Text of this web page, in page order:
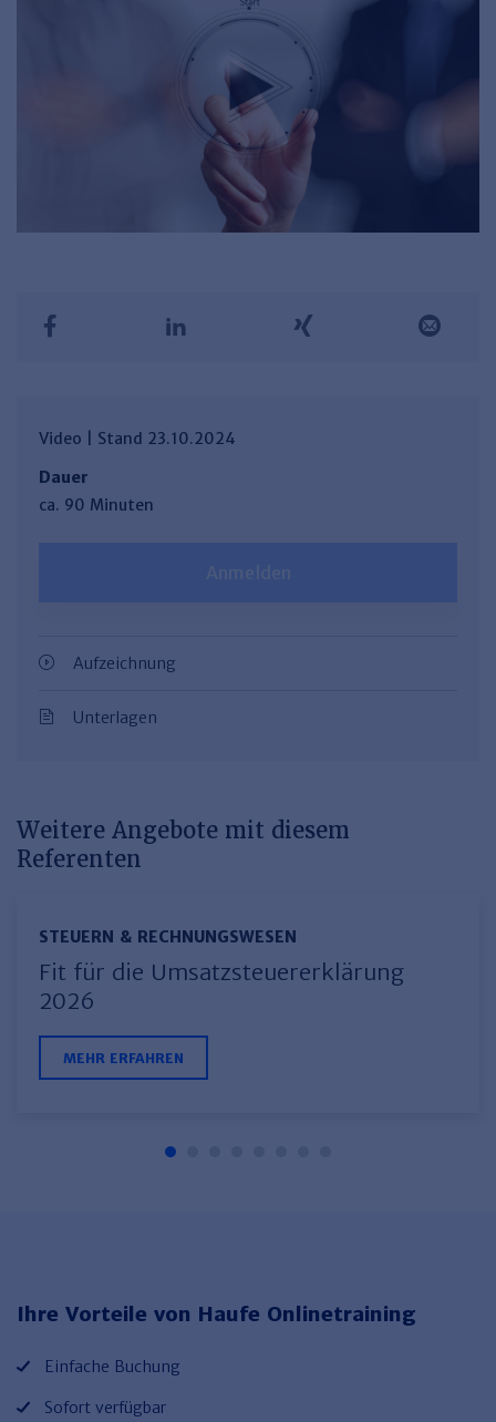
Video | Stand 23.10.2024
Dauer
ca. 90 Minuten
Aufzeichnung
Unterlagen
Weitere Angebote mit diesem
Referenten
STEUERN & RECHNUNGSWESEN
Fit für die Umsatzsteuererklärung
2026
MEHR ERFAHREN
Ihre Vorteile von Haufe Onlinetraining
Einfache Buchung
Sofort verfügbar